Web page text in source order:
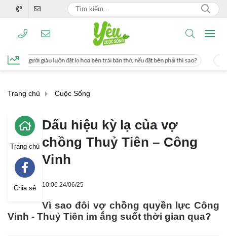
bên trái bàn thờ, nếu đặt bên phải thì sao? Cách uống nước mía giúp
Trang chủ Cuộc Sống
Trang chủ
Chia sẻ
Dấu hiệu kỳ lạ của vợ
chồng Thuỷ Tiên – Công
Vinh
10:06 24/06/25
Vì sao đôi vợ chồng quyền lực Công
Vinh - Thuỷ Tiên im ắng suốt thời gian qua?